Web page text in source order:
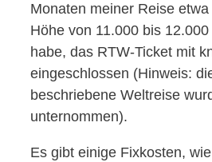
Monaten meiner Reise
Höhe von 11.000 bis
habe, das RTW-Ticket mit
eingeschlossen (Hinweis:
beschriebene Weltreise
unternommen).
Es gibt einige Fixkosten,